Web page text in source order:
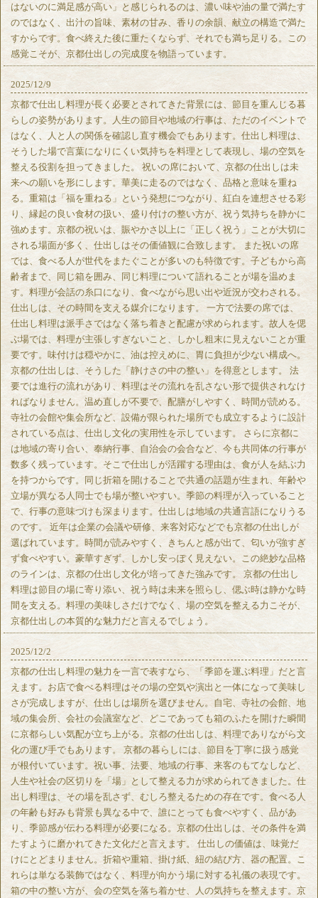
はないのに満足感が高い」と感じられるのは、濃い味や油の量で満たす
のではなく、出汁の旨味、素材の甘み、香りの余韻、献立の構造で満た
すからです。食べ終えた後に重たくならず、それでも満ち足りる。この
感覚こそが、京都仕出しの完成度を物語っています。
2025/12/9
京都で仕出し料理が長く必要とされてきた背景には、節目を重んじる暮
らしの姿勢があります。人生の節目や地域の行事は、ただのイベントで
はなく、人と人の関係を確認し直す機会でもあります。仕出し料理は、
そうした場で言葉になりにくい気持ちを料理として表現し、場の空気を
整える役割を担ってきました。 祝いの席において、京都の仕出しは未
来への願いを形にします。華美に走るのではなく、品格と意味を重ね
る。重箱は「福を重ねる」という発想につながり、紅白を連想させる彩
り、縁起の良い食材の扱い、盛り付けの整い方が、祝う気持ちを静かに
強めます。京都の祝いは、賑やかさ以上に「正しく祝う」ことが大切に
される場面が多く、仕出しはその価値観に合致します。 また祝いの席
では、食べる人が世代をまたぐことが多いのも特徴です。子どもから高
齢者まで、同じ箱を囲み、同じ料理について語れることが場を温めま
す。料理が会話の糸口になり、食べながら思い出や近況が交わされる。
仕出しは、その時間を支える媒介になります。 一方で法要の席では、
仕出し料理は派手さではなく落ち着きと配慮が求められます。故人を偲
ぶ場では、料理が主張しすぎないこと、しかし粗末に見えないことが重
要です。味付けは穏やかに、油は控えめに、胃に負担が少ない構成へ。
京都の仕出しは、そうした「静けさの中の整い」を得意とします。 法
要では進行の流れがあり、料理はその流れを乱さない形で提供されなけ
ればなりません。温め直しが不要で、配膳がしやすく、時間が読める。
寺社の会館や集会所など、設備が限られた場所でも成立するように設計
されている点は、仕出し文化の実用性を示しています。 さらに京都に
は地域の寄り合い、奉納行事、自治会の会合など、今も共同体の行事が
数多く残っています。そこで仕出しが活躍する理由は、食が人を結ぶ力
を持つからです。同じ折箱を開けることで共通の話題が生まれ、年齢や
立場が異なる人同士でも場が整いやすい。季節の料理が入っていること
で、行事の意味づけも深まります。仕出しは地域の共通言語になりうる
のです。 近年は企業の会議や研修、来客対応などでも京都の仕出しが
選ばれています。時間が読みやすく、きちんと感が出て、匂いが強すぎ
ず食べやすい。豪華すぎず、しかし安っぽく見えない。この絶妙な品格
のラインは、京都の仕出し文化が培ってきた強みです。 京都の仕出し
料理は節目の場に寄り添い、祝う時は未来を照らし、偲ぶ時は静かな時
間を支える。料理の美味しさだけでなく、場の空気を整える力こそが、
京都仕出しの本質的な魅力だと言えるでしょう。
2025/12/2
京都の仕出し料理の魅力を一言で表すなら、「季節を運ぶ料理」だと言
えます。お店で食べる料理はその場の空気や演出と一体になって美味し
さが完成しますが、仕出しは場所を選びません。自宅、寺社の会館、地
域の集会所、会社の会議室など、どこであっても箱のふたを開けた瞬間
に京都らしい気配が立ち上がる。京都の仕出しは、料理でありながら文
化の運び手でもあります。 京都の暮らしには、節目を丁寧に扱う感覚
が根付いています。祝い事、法要、地域の行事、来客のもてなしなど、
人生や社会の区切りを「場」として整える力が求められてきました。仕
出し料理は、その場を乱さず、むしろ整えるための存在です。食べる人
の年齢も好みも背景も異なる中で、誰にとっても食べやすく、品があ
り、季節感が伝わる料理が必要になる。京都の仕出しは、その条件を満
たすように磨かれてきた文化だと言えます。 仕出しの価値は、味覚だ
けにとどまりません。折箱や重箱、掛け紙、紐の結び方、器の配置。こ
れらは単なる装飾ではなく、料理が向かう場に対する礼儀の表現です。
箱の中の整い方が、会の空気を落ち着かせ、人の気持ちを整えます。京